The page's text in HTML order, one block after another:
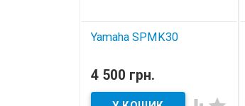
Yamaha SPMK30
В наявності
монтажу звукового
4 500 грн.